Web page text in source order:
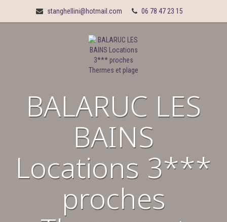
stanghellini@hotmail.com 06 78 47 23 15
BALARUC LES
BAINS
Locations 3***
proches